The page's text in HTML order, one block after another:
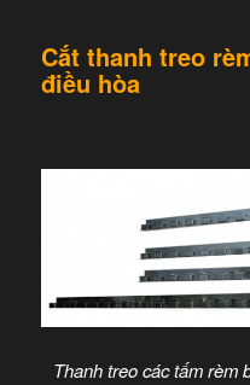
Cắt thanh treo
điều hòa
Thanh treo các tấm rèm